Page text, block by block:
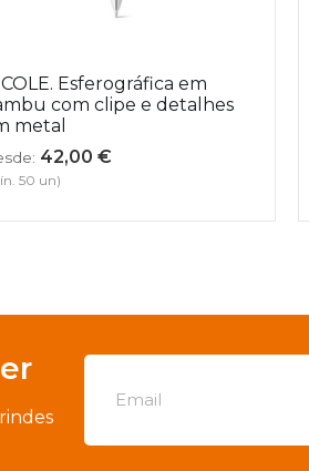
Esferográfica em
com clipe e detalhes
metal
42,00 €
50 un)